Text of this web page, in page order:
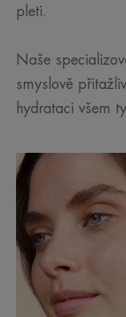
pleti.
Naše
smyslově
hydrataci všem